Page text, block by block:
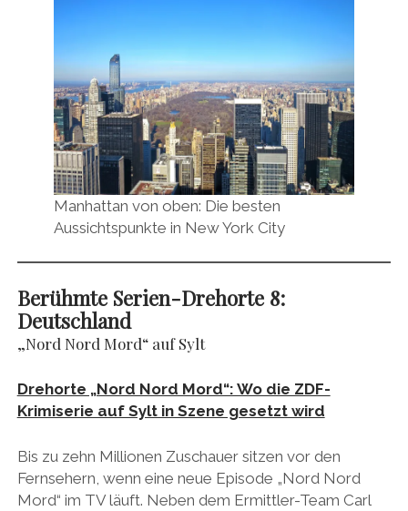
Manhattan von oben: Die besten
Aussichtspunkte in New York City
Berühmte Serien-Drehorte 8:
Deutschland
„Nord Nord Mord“ auf Sylt
Drehorte „Nord Nord Mord“: Wo die ZDF-
Krimiserie auf Sylt in Szene gesetzt wird
Bis zu zehn Millionen Zuschauer sitzen vor den
Fernsehern, wenn eine neue Episode „Nord Nord
Mord“ im TV läuft. Neben dem Ermittler-Team Carl